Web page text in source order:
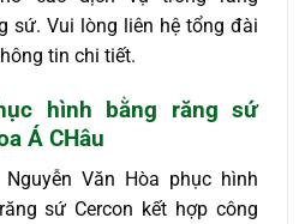
sứ. Vui lòng liên hệ tổng đài
tin chi tiết.
hình bằng răng sứ
Á CHâu
Văn Hòa phục hình
sứ Cercon kết hợp công